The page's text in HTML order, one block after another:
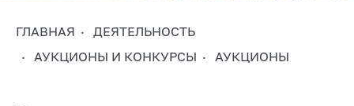
ГЛАВНАЯ
ДЕЯТЕЛЬНОСТЬ
АУКЦИОНЫ И КОНКУРСЫ
АУКЦИОНЫ